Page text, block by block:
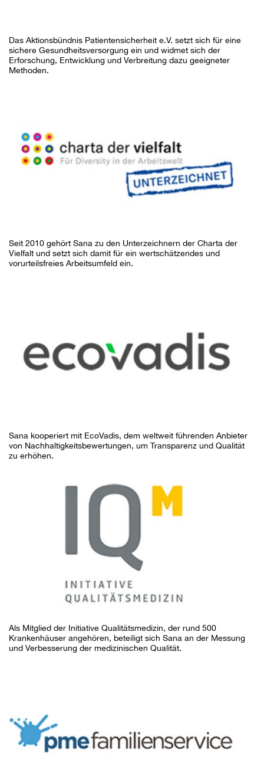
Das Aktionsbündnis Patientensicherheit e.V. setzt sich für eine
sichere Gesundheitsversorgung ein und widmet sich der
Erforschung, Entwicklung und Verbreitung dazu geeigneter
Methoden.
Seit 2010 gehört Sana zu den Unterzeichnern der Charta der
Vielfalt und setzt sich damit für ein wertschätzendes und
vorurteilsfreies Arbeitsumfeld ein.
Sana kooperiert mit EcoVadis, dem weltweit führenden Anbieter
von Nachhaltigkeitsbewertungen, um Transparenz und Qualität
zu erhöhen.
Als Mitglied der Initiative Qualitätsmedizin, der rund 500
Krankenhäuser angehören, beteiligt sich Sana an der Messung
und Verbesserung der medizinischen Qualität.